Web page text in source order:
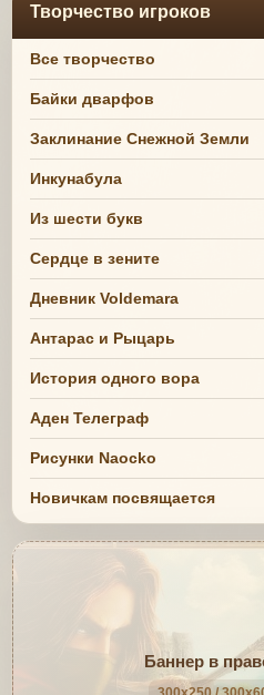
Творчество игроков
Все творчество
Байки дварфов
Заклинание Снежной Земли
Инкунабула
Из шести букв
Сердце в зените
Дневник Voldemara
Антарас и Рыцарь
История одного вора
Аден Телеграф
Рисунки Naocko
Новичкам посвящается
Баннер в